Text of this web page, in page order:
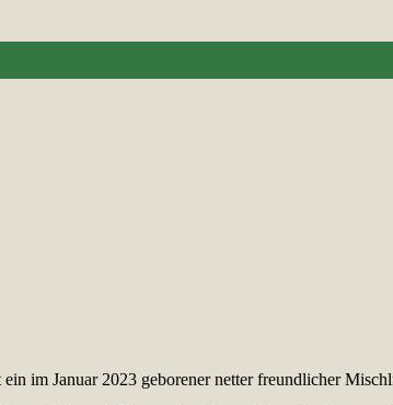
im Januar 2023 geborener netter freundlicher